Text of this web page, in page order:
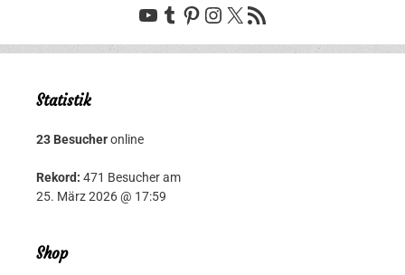
YouTube
Tumblr
Pinterest
Instagram
X RSS-Feed
Statistik
23 Besucheronline
Rekord: 471 Besucher am
25. März 2026 @ 17:59
Shop